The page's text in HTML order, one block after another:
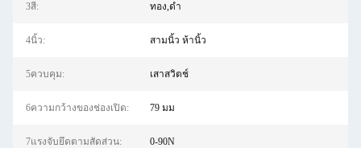
3สี: ทอง,ดำ
4นิ้ว: สามนิ้ว ห้านิ้ว
5ควบคุม: เสาสวิตช์
6ความกว้างของช่องเปิด: 79 มม
7แรงจับยึดตามสัดส่วน: 0-90N